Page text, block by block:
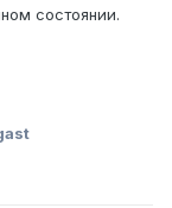
состоянии.